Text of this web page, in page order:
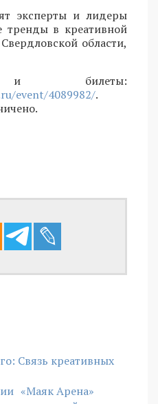
эксперты и лидеры
тренды в креативной
области,
и билеты:
event/4089982/.
Связь креативных
«Маяк Арена»